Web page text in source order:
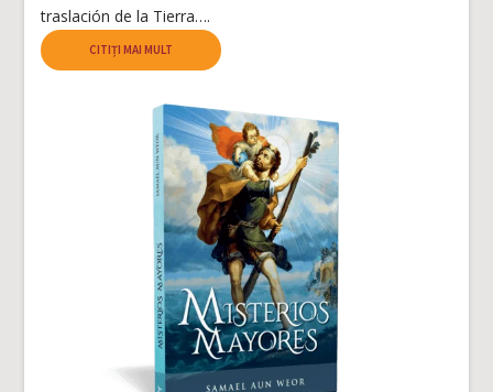
traslación de la Tierra….
CITIȚI MAI MULT